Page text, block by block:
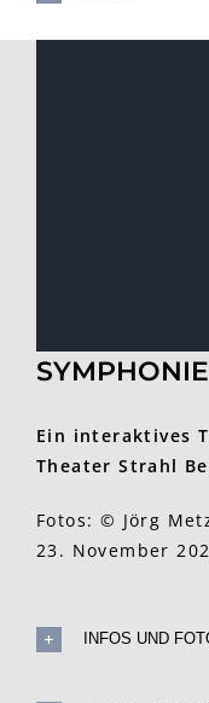
SYMPHONIE
Ein interaktives
Theater Strahl
Fotos: © Jörg
23. November
INFOS UND